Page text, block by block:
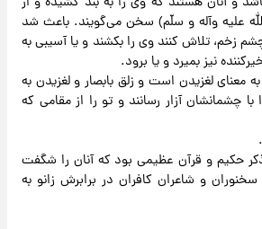
علیه وآله و سلّم) سخن می‌گویند. باعث شد
زخم، تلاش کنند وی را بکشند و یا آسیبی به
نیز بمیرد و یا برود.
معنای لغزیدن است و زلق بابصار و لغزیدن به
چشمانشان آزار رسانند و تو را از مقامی که
حکیم و قرآن عظیمی بود که آنان را شگفت
و شاعران کافران در برابرش زانو به